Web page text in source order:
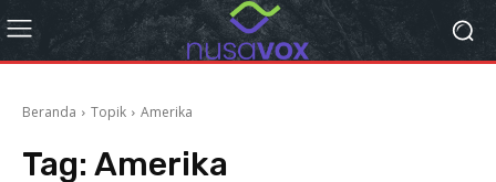
Beranda Topik Amerika
Tag: Amerika